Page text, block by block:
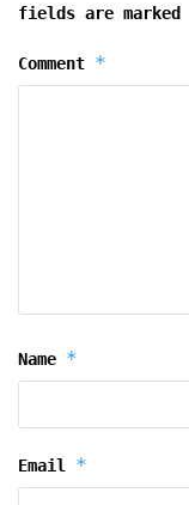
fields are marked
Comment *
Name *
Email *